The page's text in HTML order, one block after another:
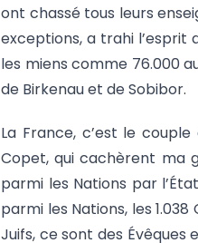
ont chassé tous leurs
exceptions, a trahi l’esprit
les miens comme 76.000
de Birkenau et de Sobibor.
La France, c’est le
Copet, qui cachèrent ma
parmi les Nations par
parmi les Nations, les
Juifs, ce sont des